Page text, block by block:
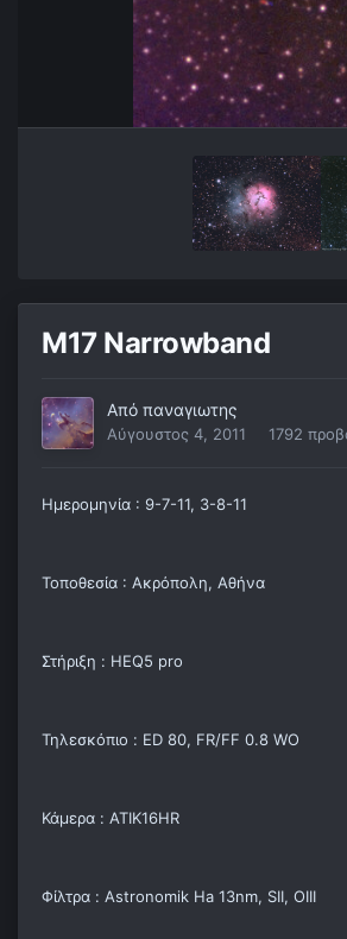
M17 Narrowband
Από παναγιωτης
Αύγουστος 4, 2011 1792
Ημερομηνία : 9-7-11, 3-8-11
Τοποθεσία : Ακρόπολη, Αθήνα
Στήριξη : HEQ5 pro
Τηλεσκόπιο : ED 80, FR/FF 0.8 WO
Κάμερα : ATIK16HR
Φίλτρα : Astronomik Ha 13nm, SII, OIII